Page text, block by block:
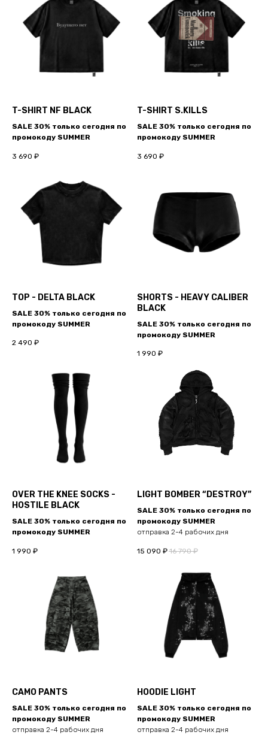
T-SHIRT NF BLACK
SALE 30% только сегодня по
промокоду SUMMER
3 690 ₽
T-SHIRT S.KILLS
SALE 30% только сегодня по
промокоду SUMMER
3 690 ₽
TOP - DELTA BLACK
SALE 30% только сегодня по
промокоду SUMMER
2 490 ₽
SHORTS - HEAVY CALIBER
BLACK
SALE 30% только сегодня по
промокоду SUMMER
1 990 ₽
OVER THE KNEE SOCKS -
HOSTILE BLACK
SALE 30% только сегодня по
промокоду SUMMER
1 990 ₽
LIGHT BOMBER “DESTROY”
SALE 30% только сегодня по
промокоду SUMMER
отправка 2-4 рабочих дня
15 090 ₽ 16 790 ₽
CAMO PANTS
SALE 30% только сегодня по
промокоду SUMMER
отправка 2-4 рабочих дня
HOODIE LIGHT
SALE 30% только сегодня по
промокоду SUMMER
отправка 2-4 рабочих дня